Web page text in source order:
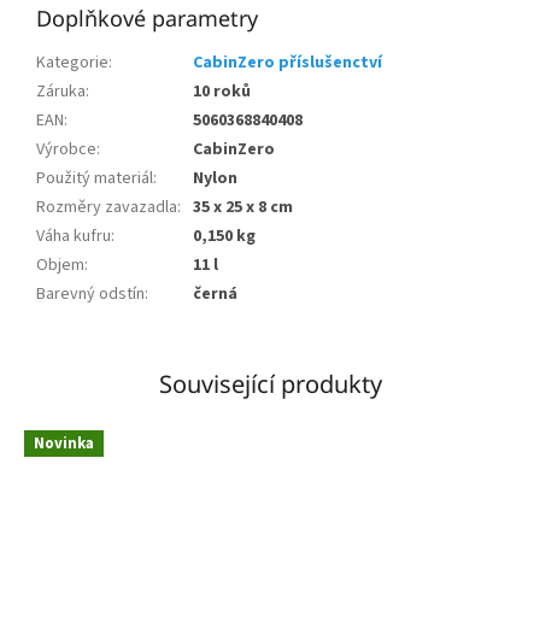
Související produkty
Novinka
Doplňkové parametry
Kategorie:
CabinZero příslušenctví
Záruka:
10 roků
EAN:
5060368840408
Výrobce:
CabinZero
Použitý materiál:
Nylon
Rozměry zavazadla: 35 x 25 x 8 cm
Váha kufru:
0,150 kg
Objem:
11 l
Barevný odstín: černá